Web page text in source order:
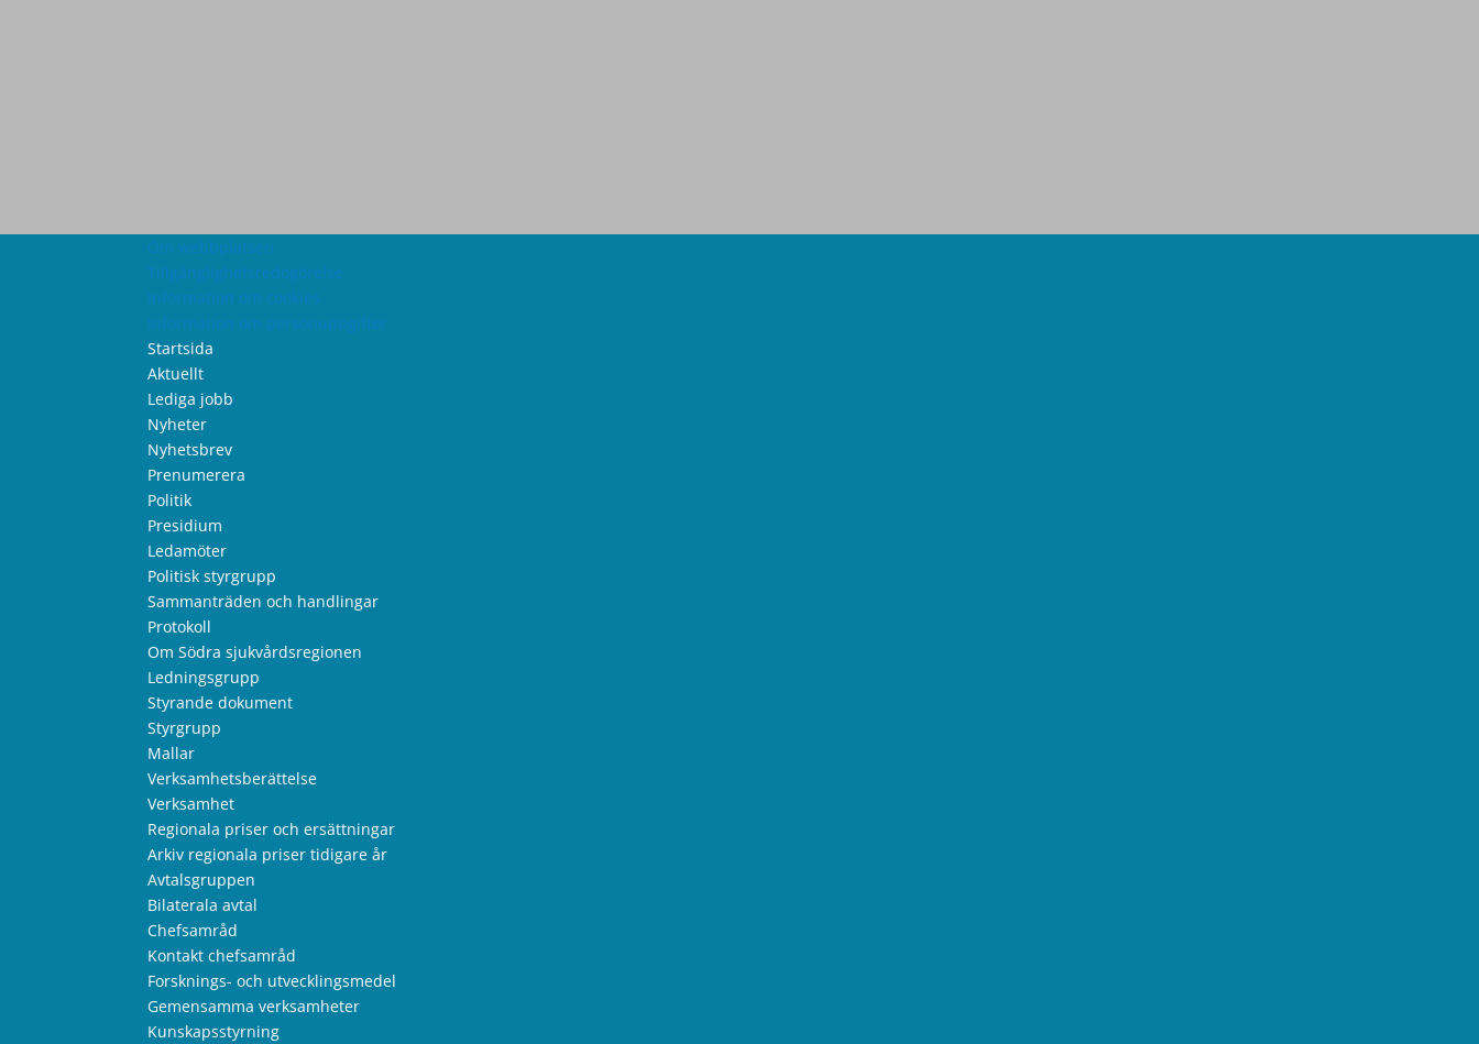
Om webbplatsen
Tillgänglighetsredogörelse
Information om cookies
Information om personuppgifter
Startsida
Aktuellt
Lediga jobb
Nyheter
Nyhetsbrev
Prenumerera
Politik
Presidium
Ledamöter
Politisk styrgrupp
Sammanträden och handlingar
Protokoll
Om Södra sjukvårdsregionen
Ledningsgrupp
Styrande dokument
Styrgrupp
Mallar
Verksamhetsberättelse
Verksamhet
Regionala priser och ersättningar
Arkiv regionala priser tidigare år
Avtalsgruppen
Bilaterala avtal
Chefsamråd
Kontakt chefsamråd
Forsknings- och utvecklingsmedel
Gemensamma verksamheter
Kunskapsstyrning